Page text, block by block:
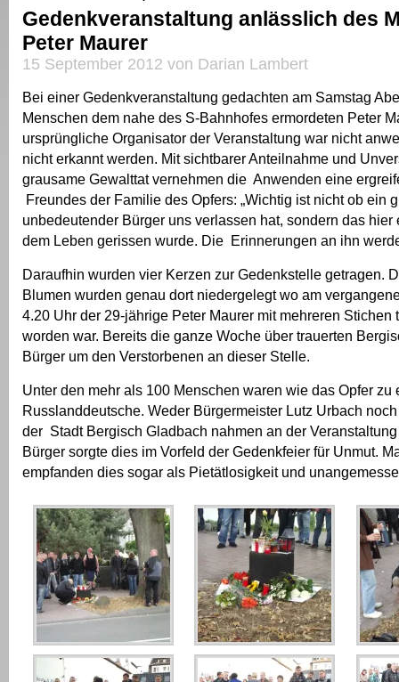
Gedenkveranstaltung anlässlich des
Peter Maurer
15 September 2012 von Darian Lambert
Bei einer Gedenkveranstaltung gedachten am Samstag
Menschen dem nahe des S-Bahnhofes ermordeten Peter
ursprüngliche Organisator der Veranstaltung war nicht
nicht erkannt werden. Mit sichtbarer Anteilnahme und
grausame Gewalttat vernehmen die Anwenden eine
Freundes der Familie des Opfers: „Wichtig ist nicht ob ein
unbedeutender Bürger uns verlassen hat, sondern das hier
dem Leben gerissen wurde. Die Erinnerungen an ihn
Daraufhin wurden vier Kerzen zur Gedenkstelle getragen.
Blumen wurden genau dort niedergelegt wo am
4.20 Uhr der 29-jährige Peter Maurer mit mehreren Stichen
worden war. Bereits die ganze Woche über trauerten
Bürger um den Verstorbenen an dieser Stelle.
Unter den mehr als 100 Menschen waren wie das Opfer zu
Russlanddeutsche. Weder Bürgermeister Lutz Urbach
der Stadt Bergisch Gladbach nahmen an der
Bürger sorgte dies im Vorfeld der Gedenkfeier für Unmut.
empfanden dies sogar als Pietätlosigkeit und